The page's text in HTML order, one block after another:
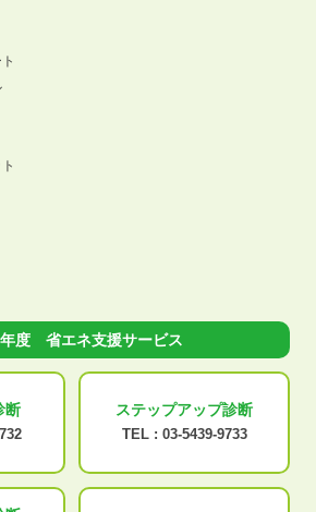
度 省エネ支援サービス
断 ステップアップ診断
TEL : 03-5439-9733